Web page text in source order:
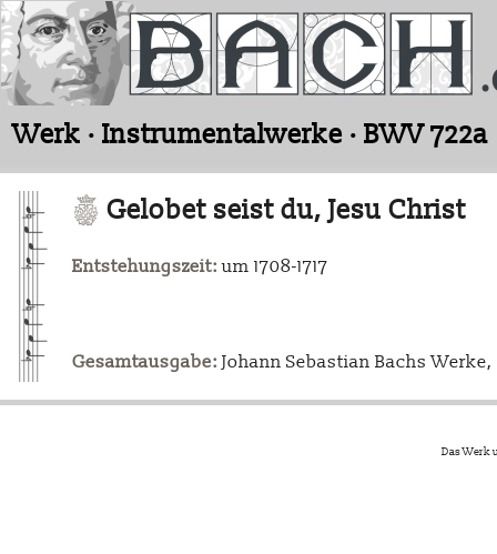
Werk · Instrumentalwerke · BWV 722a
Gelobet seist du, Jesu Christ
Entstehungszeit: um 1708-1717
Gesamtausgabe: Johann Sebastian Bachs Werke,
Das Werk